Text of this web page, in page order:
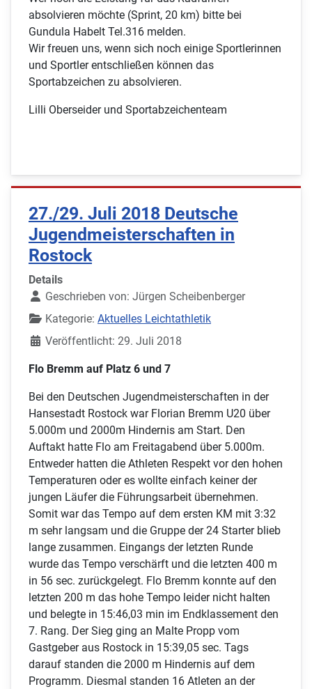
absolvieren möchte (Sprint, 20 km) bitte bei
Gundula Habelt Tel.316 melden.
Wir freuen uns, wenn sich noch einige Sportlerinnen
und Sportler entschließen können das
Sportabzeichen zu absolvieren.
Lilli Oberseider und Sportabzeichenteam
27./29. Juli 2018 Deutsche
Jugendmeisterschaften in
Rostock
Details
Geschrieben von: Jürgen Scheibenberger
Kategorie: Aktuelles Leichtathletik
Veröffentlicht: 29. Juli 2018
Flo Bremm auf Platz 6 und 7
Bei den Deutschen Jugendmeisterschaften in der
Hansestadt Rostock war Florian Bremm U20 über
5.000m und 2000m Hindernis am Start. Den
Auftakt hatte Flo am Freitagabend über 5.000m.
Entweder hatten die Athleten Respekt vor den hohen
Temperaturen oder es wollte einfach keiner der
jungen Läufer die Führungsarbeit übernehmen.
Somit war das Tempo auf dem ersten KM mit 3:32
m sehr langsam und die Gruppe der 24 Starter blieb
lange zusammen. Eingangs der letzten Runde
wurde das Tempo verschärft und die letzten 400 m
in 56 sec. zurückgelegt. Flo Bremm konnte auf den
letzten 200 m das hohe Tempo leider nicht halten
und belegte in 15:46,03 min im Endklassement den
7. Rang. Der Sieg ging an Malte Propp vom
Gastgeber aus Rostock in 15:39,05 sec. Tags
darauf standen die 2000 m Hindernis auf dem
Programm. Diesmal standen 16 Atleten an der